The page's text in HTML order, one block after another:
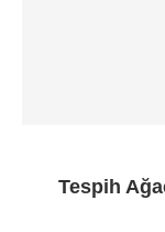
Tespih